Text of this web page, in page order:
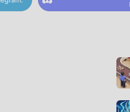
incluindo centros urbanos,